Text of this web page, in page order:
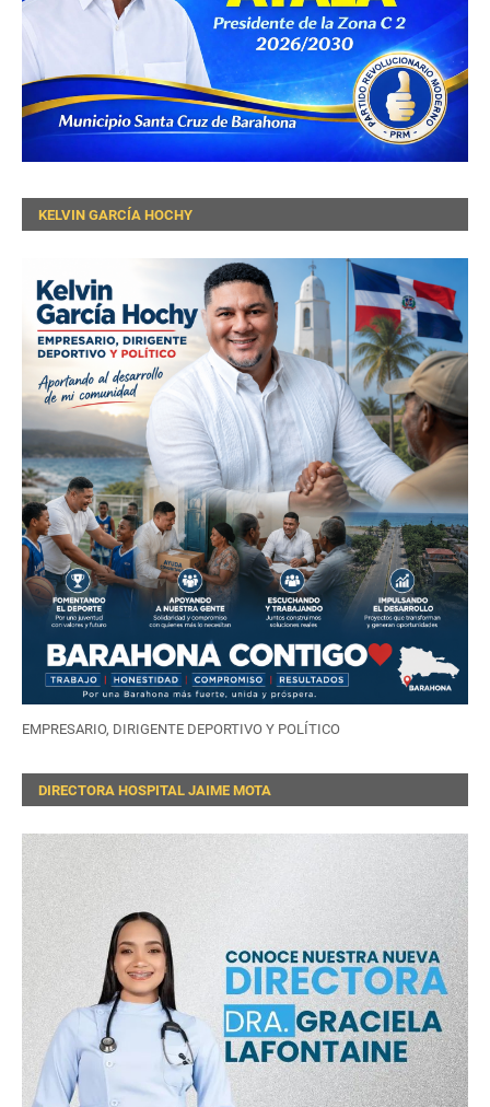
KELVIN GARCÍA HOCHY
EMPRESARIO, DIRIGENTE DEPORTIVO Y POLÍTICO
DIRECTORA HOSPITAL JAIME MOTA